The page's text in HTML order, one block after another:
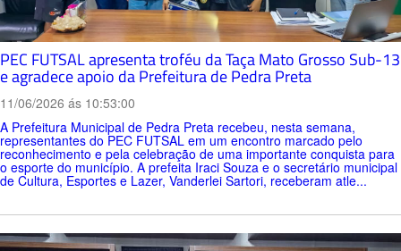
PEC FUTSAL apresenta troféu da Taça Mato Grosso Sub-13
e agradece apoio da Prefeitura de Pedra Preta
11/06/2026 ás 10:53:00
A Prefeitura Municipal de Pedra Preta recebeu, nesta semana,
representantes do PEC FUTSAL em um encontro marcado pelo
reconhecimento e pela celebração de uma importante conquista para
o esporte do município. A prefeita Iraci Souza e o secretário municipal
de Cultura, Esportes e Lazer, Vanderlei Sartori, receberam atle...